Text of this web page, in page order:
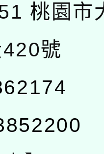
桃園市
號